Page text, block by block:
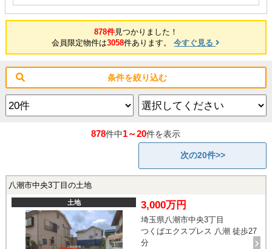
878件見つかりました！
会員限定物件は3058件あります。今すぐ見る
条件を絞り込む
878件中1～20件を表示
次の20件>>
八潮市中央3丁目の土地
土地 3,000万円
埼玉県八潮市中央3丁目
つくばエクスプレス 八潮 徒歩27
分